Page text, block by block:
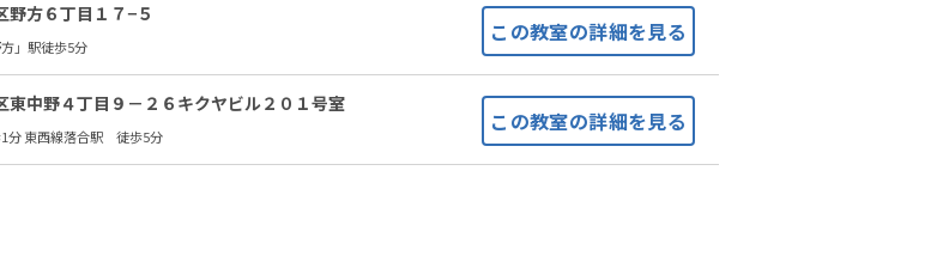
野方６丁目１７−５
」駅徒歩5分
東中野４丁目９－２６キクヤビル２０１号室
分 東西線落合駅 徒歩5分